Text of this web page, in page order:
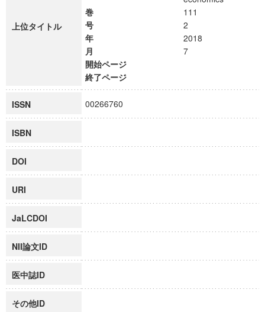
上位タイトル
巻
111
号
2
年
2018
月
7
開始ページ
終了ページ
ISSN 00266760
ISBN
DOI
URI
JaLCDOI
NII論文ID
医中誌ID
その他ID